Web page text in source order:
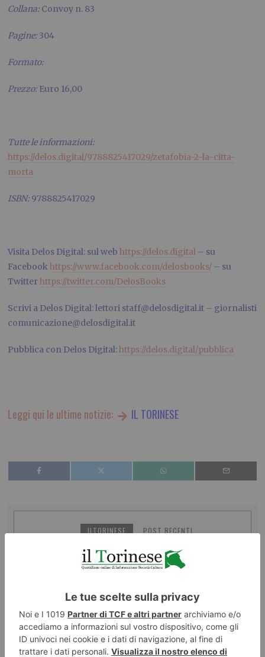
Collana: Convoy n. 83
Pagine: 304
Formato:
Prezzo: Euro 16,00
Tutte le informazioni:
https://delos.digital/9788825417029/zetafobia-2-la-citta-
morta
ISBN: 9788825417029
Visita Delos Digital: sul webhttps://delos.digital – su
Facebookhttps://www.facebook.com/delosbooks/ – su
Twitterhttps://twitter.com/DelosBooks
Scrivi a Delos Digital: lettori staff@delosdigital.it – giornalisti
comunicazione@delosdigital.it
Pubblica con Delos Digital:https://delos.digital/pubblica
Leggi qui le ultime notizie: IL TORINESE
ILTORINESE POST RECENTI